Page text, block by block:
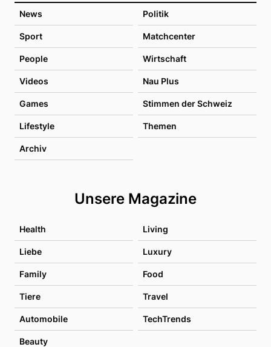
News Politik
Sport Matchcenter
People Wirtschaft
Videos Nau Plus
Games Stimmen der Schweiz
Lifestyle Themen
Archiv
Unsere Magazine
Health Living
Liebe Luxury
Family Food
Tiere Travel
Automobile TechTrends
Beauty